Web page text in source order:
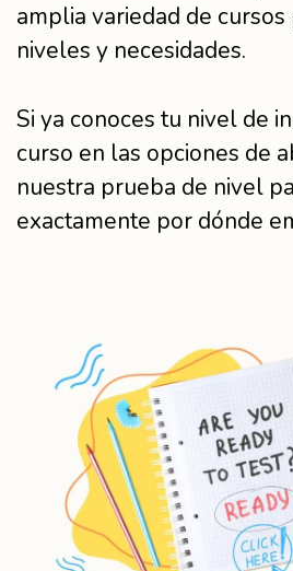
amplia variedad de
niveles y necesidades.
Si ya conoces tu nivel de
curso en las opciones de
nuestra prueba de nivel
exactamente por dónde